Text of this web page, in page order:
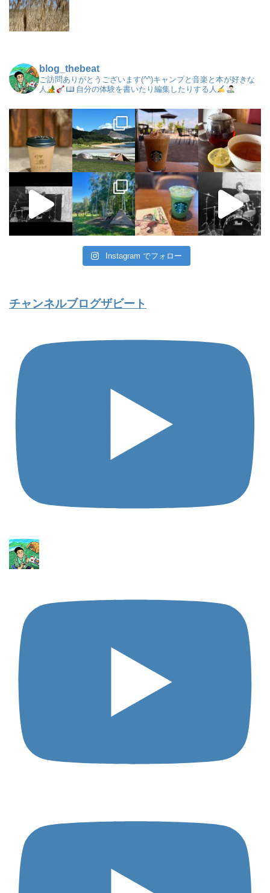
blog_thebeat
ご訪問ありがとうございます(^^)キャンプと音楽と本が好きな
人
自分の体験を書いたり編集したりする人
Instagram でフォロー
チャンネルブログザビート